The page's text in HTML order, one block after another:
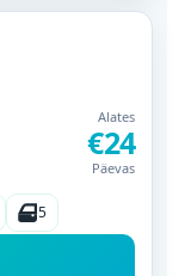
Alates
€24
Päevas
5